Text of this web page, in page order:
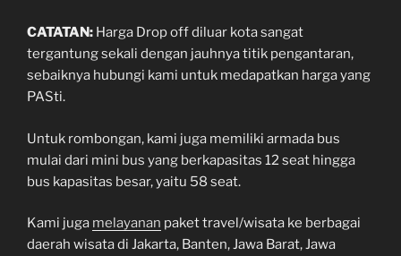
CATATAN: Harga Drop off diluar kota sangat
tergantung sekali dengan jauhnya titik pengantaran,
sebaiknya hubungi kami untuk medapatkan harga yang
PASti.
Untuk rombongan, kami juga memiliki armada bus
mulai dari mini bus yang berkapasitas 12 seat hingga
bus kapasitas besar, yaitu 58 seat.
Kami juga melayanan paket travel/wisata ke berbagai
daerah wisata di Jakarta, Banten, Jawa Barat, Jawa